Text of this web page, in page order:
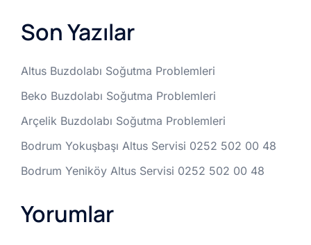
Son Yazılar
Altus Buzdolabı Soğutma Problemleri
Beko Buzdolabı Soğutma Problemleri
Arçelik Buzdolabı Soğutma Problemleri
Bodrum Yokuşbaşı Altus Servisi 0252 502 00 48
Bodrum Yeniköy Altus Servisi 0252 502 00 48
Yorumlar